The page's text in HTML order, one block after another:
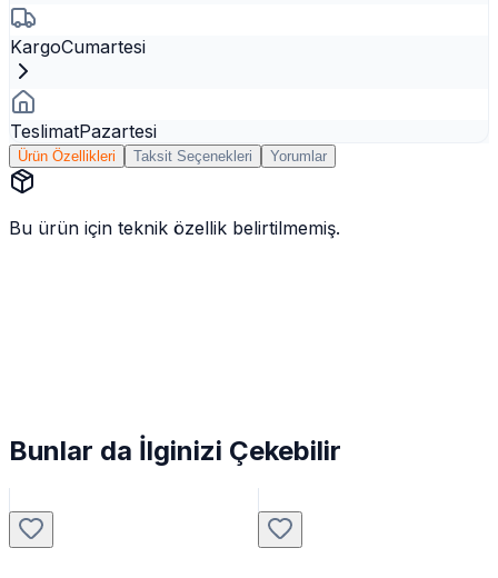
KargoCumartesi
TeslimatPazartesi
Ürün Özellikleri Taksit Seçenekleri Yorumlar
Bu ürün için teknik özellik belirtilmemiş.
Bunlar da İlginizi Çekebilir